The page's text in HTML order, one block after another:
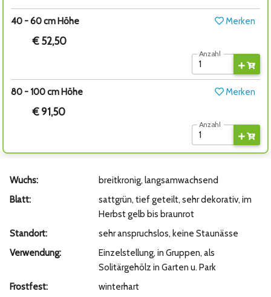
40 - 60 cm Höhe Merken
€ 52,50
Anzahl
80 - 100 cm Höhe Merken
€ 91,50
Anzahl
Wuchs:
breitkronig, langsamwachsend
Blatt:
sattgrün, tief geteilt, sehr dekorativ, im
Herbst gelb bis braunrot
Standort:
sehr anspruchslos, keine Staunässe
Verwendung:
Einzelstellung, in Gruppen, als
Solitärgehölz in Garten u. Park
Frostfest:
winterhart